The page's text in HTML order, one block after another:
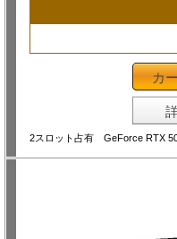
カ
2スロット占有 GeForce RTX